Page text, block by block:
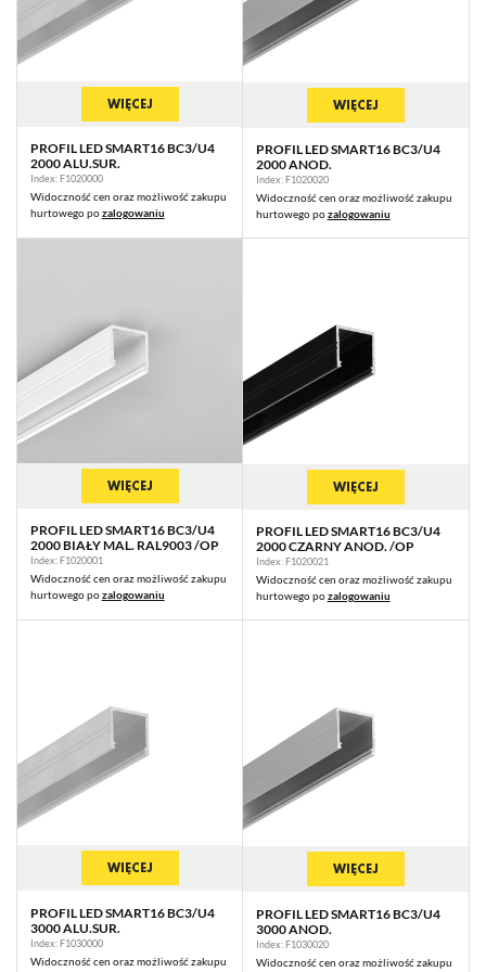
WIĘCEJ
PROFIL LED SMART16 BC3/U4
2000 ALU.SUR.
Index: F1020000
Widoczność cen oraz możliwość zakupu
hurtowego pozalogowaniu
WIĘCEJ
PROFIL LED SMART16 BC3/U4
2000 ANOD.
Index: F1020020
Widoczność cen oraz możliwość zakupu
hurtowego pozalogowaniu
WIĘCEJ
PROFIL LED SMART16 BC3/U4
2000 BIAŁY MAL. RAL9003 /OP
Index: F1020001
Widoczność cen oraz możliwość zakupu
hurtowego pozalogowaniu
WIĘCEJ
PROFIL LED SMART16 BC3/U4
2000 CZARNY ANOD. /OP
Index: F1020021
Widoczność cen oraz możliwość zakupu
hurtowego pozalogowaniu
WIĘCEJ
PROFIL LED SMART16 BC3/U4
3000 ALU.SUR.
Index: F1030000
Widoczność cen oraz możliwość zakupu
WIĘCEJ
PROFIL LED SMART16 BC3/U4
3000 ANOD.
Index: F1030020
Widoczność cen oraz możliwość zakupu